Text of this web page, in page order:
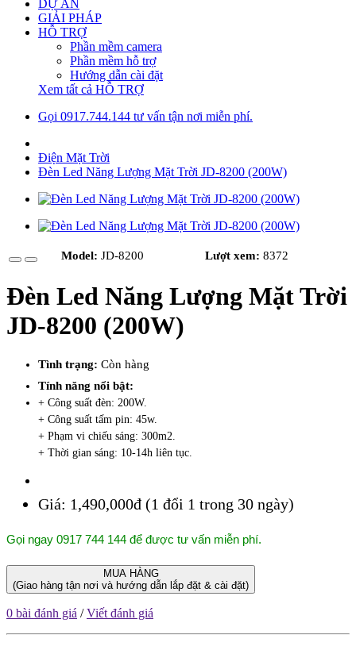
DỰ ÁN
GIẢI PHÁP
HỖ TRỢ
Phần mềm camera
Phần mềm hỗ trợ
Hướng dẫn cài đặt
Xem tất cả HỖ TRỢ
Gọi 0917.744.144 tư vấn tận nơi miễn phí.
Điện Mặt Trời
Đèn Led Năng Lượng Mặt Trời JD-8200 (200W)
Model: JD-8200 Lượt xem: 8372
Đèn Led Năng Lượng Mặt Trời
JD-8200 (200W)
Tình trạng: Còn hàng
Tính năng nổi bật:
+ Công suất đèn: 200W.
+ Công suất tấm pin: 45w.
+ Phạm vi chiếu sáng: 300m2.
+ Thời gian sáng: 10-14h liên tục.
Giá: 1,490,000đ (1 đổi 1 trong 30 ngày)
Gọi ngay 0917 744 144 để được tư vấn miễn phí.
MUA HÀNG
(Giao hàng tận nơi và hướng dẫn lắp đặt & cài đặt)
0 bài đánh giá /Viết đánh giá